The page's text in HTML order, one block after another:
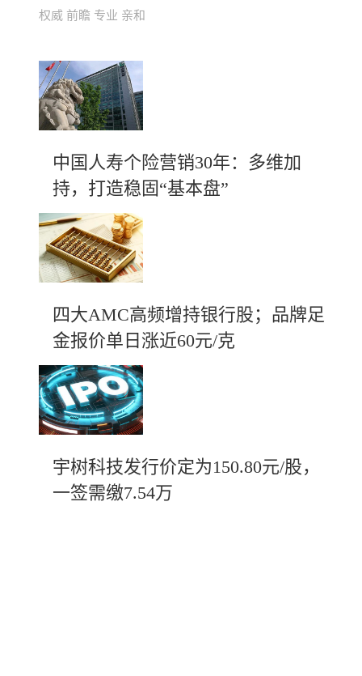
权威 前瞻 专业 亲和
中国人寿个险营销30年：多维加
持，打造稳固“基本盘”
四大AMC高频增持银行股；品牌足
金报价单日涨近60元/克
宇树科技发行价定为150.80元/股，
一签需缴7.54万